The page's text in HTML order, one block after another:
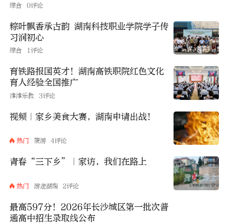
综合 0评论
粽叶飘香承古韵 湖南科技职业学院学子传
习润初心
综合 1评论
育铁路报国英才！湖南高铁职院红色文化
育人经验全国推广
津津乐教 3评论
视频｜家乡美食大赛，湖南申请出战！
热门 策游 4评论
青春“三下乡”｜家访，我们在路上
热门 游走湖南 2评论
最高597分！2026年长沙城区第一批次普
通高中招生录取线公布